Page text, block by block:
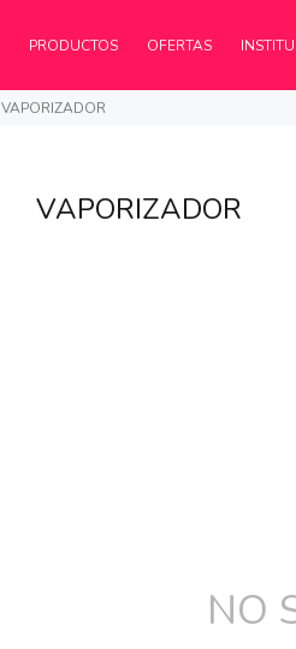
PRODUCTOS OFERTAS
VAPORIZADOR
VAPORIZADOR
NO